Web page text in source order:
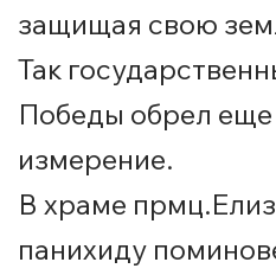
защищая свою
Так
Победы обрел
измерение.
В храме
панихиду